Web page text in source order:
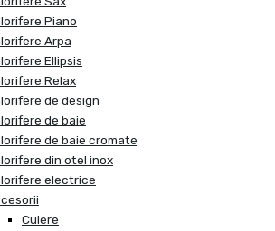
Piano
Arpa
Ellipsis
Relax
de design
de baie
de baie cromate
din otel inox
electrice
Cuiere